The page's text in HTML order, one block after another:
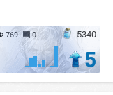
5340
769 0
5